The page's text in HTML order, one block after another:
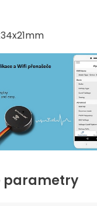
parametry